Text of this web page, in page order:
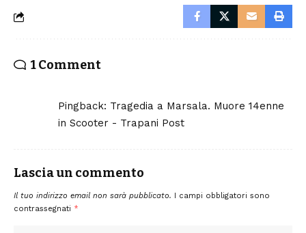
1 Comment
Pingback: Tragedia a Marsala. Muore 14enne
in Scooter - Trapani Post
Lascia un commento
Il tuo indirizzo email non sarà pubblicato.
I campi obbligatori sono
contrassegnati *